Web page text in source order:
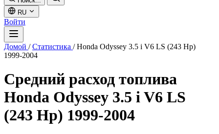
RU
Войти
Домой / Статистика / Honda Odyssey 3.5 i V6 LS (243 Hp)
1999-2004
Средний расход топлива
Honda Odyssey 3.5 i V6 LS
(243 Hp) 1999-2004